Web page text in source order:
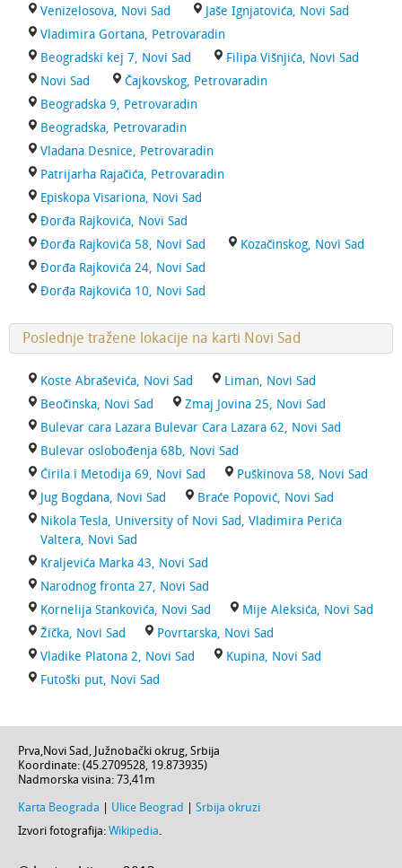
Venizelosova, Novi Sad
Jaše Ignjatovića, Novi Sad
Vladimira Gortana, Petrovaradin
Beogradski kej 7, Novi Sad
Filipa Višnjića, Novi Sad
Novi Sad
Čajkovskog, Petrovaradin
Beogradska 9, Petrovaradin
Beogradska, Petrovaradin
Vladana Desnice, Petrovaradin
Patrijarha Rajačića, Petrovaradin
Episkopa Visariona, Novi Sad
Đorđa Rajkovića, Novi Sad
Đorđa Rajkovića 58, Novi Sad
Kozačinskog, Novi Sad
Đorđa Rajkovića 24, Novi Sad
Đorđa Rajkovića 10, Novi Sad
Poslednje tražene lokacije na karti Novi Sad
Koste Abraševića, Novi Sad
Liman, Novi Sad
Beočinska, Novi Sad
Zmaj Jovina 25, Novi Sad
Bulevar cara Lazara Bulevar Cara Lazara 62, Novi Sad
Bulevar oslobođenja 68b, Novi Sad
Ćirila i Metodija 69, Novi Sad
Puškinova 58, Novi Sad
Jug Bogdana, Novi Sad
Braće Popović, Novi Sad
Nikola Tesla, University of Novi Sad, Vladimira Perića
Valtera, Novi Sad
Kraljevića Marka 43, Novi Sad
Narodnog fronta 27, Novi Sad
Kornelija Stankovića, Novi Sad
Mije Aleksića, Novi Sad
Žička, Novi Sad
Povrtarska, Novi Sad
Vladike Platona 2, Novi Sad
Kupina, Novi Sad
Futoški put, Novi Sad
Prva,Novi Sad, Južnobački okrug, Srbija
Koordinate: (45.2709528, 19.873935)
Nadmorska visina: 73,41m
Karta Beograda Ulice Beograd
Srbija okruzi
Izvori fotografija: Wikipedia.